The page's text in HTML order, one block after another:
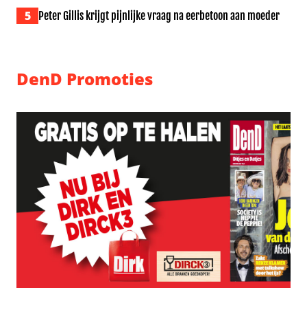
5 Peter Gillis krijgt pijnlijke vraag na eerbetoon aan moeder
DenD Promoties